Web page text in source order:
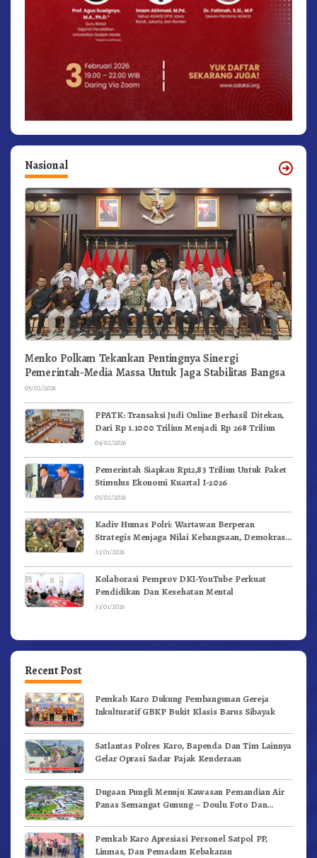
Nasional
Menko Polkam Tekankan Pentingnya Sinergi
Pemerintah-Media Massa Untuk Jaga Stabilitas Bangsa
05/02/2026
PPATK: Transaksi Judi Online Berhasil Ditekan,
Dari Rp 1.1000 Triliun Menjadi Rp 268 Triliun
04/02/2026
Pemerintah Siapkan Rp12,83 Triliun Untuk Paket
Stimulus Ekonomi Kuartal I-2026
03/02/2026
Kadiv Humas Polri: Wartawan Berperan
Strategis Menjaga Nilai Kebangsaan, Demokrasi,
dan NKRI
31/01/2026
Kolaborasi Pemprov DKI-YouTube Perkuat
Pendidikan Dan Kesehatan Mental
31/01/2026
Recent Post
Pemkab Karo Dukung Pembangunan Gereja
Inkulturatif GBKP Bukit Klasis Barus Sibayak
Satlantas Polres Karo, Bapenda Dan Tim Lainnya
Gelar Oprasi Sadar Pajak Kenderaan
Dugaan Pungli Menuju Kawasan Pemandian Air
Panas Semangat Gunung – Doulu Foto Dan
Pemkab Karo Apresiasi Personel Satpol PP,
Linmas, Dan Pemadam Kebakaran